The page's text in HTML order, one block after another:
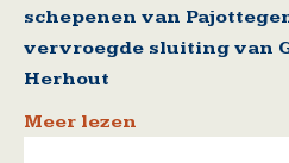
schepenen van
vervroegde sluiting van
Herhout
Meer lezen